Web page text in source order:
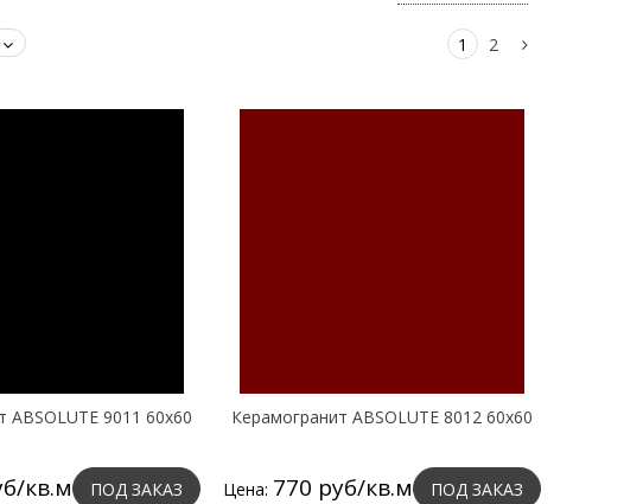
1 2
ABSOLUTE 9011 60х60
кв.м ПОД ЗАКАЗ
Керамогранит ABSOLUTE 8012 60х60
Цена: 770 руб/кв.м ПОД ЗАКАЗ